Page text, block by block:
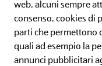
ALDI ITALIA
IL MONDO ALDI
web, alcuni sempre
consenso, cookies di
parti che permettono
quali ad esempio la
annunci pubblicitari